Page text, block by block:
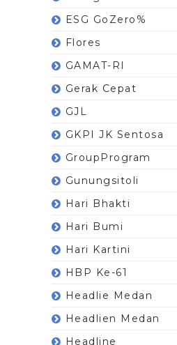
ESG GoZero%
Flores
GAMAT-RI
Gerak Cepat
GJL
GKPI JK Sentosa
GroupProgram
Gunungsitoli
Hari Bhakti
Hari Bumi
Hari Kartini
HBP Ke-61
Headlie Medan
Headlien Medan
Headline